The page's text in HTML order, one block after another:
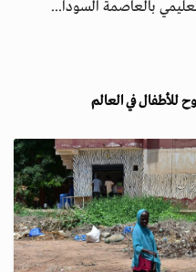
بالعاصمة السودا...
للأطفال في العالم